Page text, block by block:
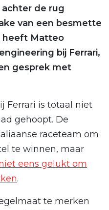
de rug
van een besmette
heeft Matteo
bij Ferrari,
gesprek met
Ferrari is totaal niet
gehoopt. De
raceteam om
te winnen, maar
eens gelukt om
.
te merken